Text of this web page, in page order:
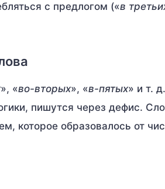
с предлогом («в
», «во-вторых», «в-пятых» и т.
пишутся через дефис.
которое образовалось от